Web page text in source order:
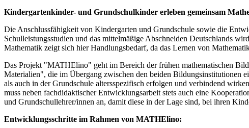
Kindergartenkinder- und Grundschulkinder erleben gemeinsam
Die Anschlussfähigkeit von Kindergarten und Grundschule sowie die
Schulleistungsstudien und das mittelmäßige Abschneiden Deutschlands
Mathematik zeigt sich hier Handlungsbedarf, da das Lernen von
Das Projekt "MATHElino" geht im Bereich der frühen mathematischen
Materialien", die im Übergang zwischen den beiden Bildungsinstitutionen
als auch in der Grundschule altersspezifisch erfolgen und verbindend
muss neben fachdidaktischer Entwicklungsarbeit stets auch eine
und Grundschullehrer/innen an, damit diese in der Lage sind, bei ihren
Entwicklungsschritte im Rahmen von MATHElino: